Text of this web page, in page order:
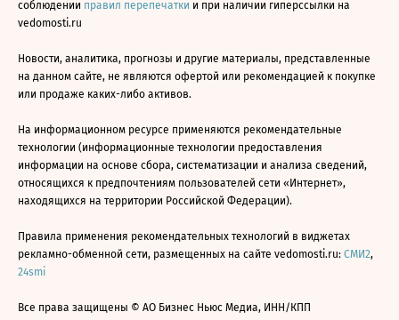
соблюдении правил перепечатки и при наличии гиперссылки на
vedomosti.ru
Новости, аналитика, прогнозы и другие материалы, представленные
на данном сайте, не являются офертой или рекомендацией к покупке
или продаже каких-либо активов.
На информационном ресурсе применяются рекомендательные
технологии (информационные технологии предоставления
информации на основе сбора, систематизации и анализа сведений,
относящихся к предпочтениям пользователей сети «Интернет»,
находящихся на территории Российской Федерации).
Правила применения рекомендательных технологий в виджетах
рекламно-обменной сети, размещенных на сайте vedomosti.ru: СМИ2,
24smi
Все права защищены © АО Бизнес Ньюс Медиа, ИНН/КПП